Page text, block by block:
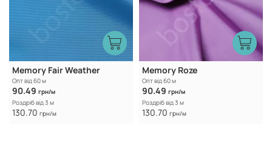
Memory Fair Weather
Опт від 60 м
90.49 грн/м
Роздріб від 3 м
130.70 грн/м
Memory Roze
Опт від 60 м
90.49 грн/м
Роздріб від 3 м
130.70 грн/м